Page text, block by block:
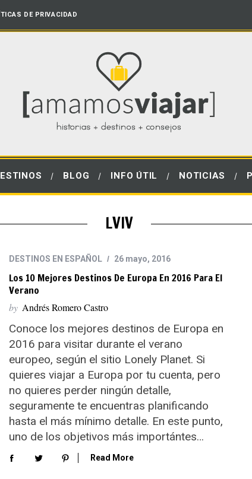
DE PRIVACIDAD
BLOG INFO ÚTIL NOTICIAS
LVIV
DESTINOS EN ESPAÑOL 26 mayo, 2016
Los 10 Mejores Destinos De Europa En 2016 Para El
Verano
by Andrés Romero Castro
Conoce los mejores destinos de Europa en
2016 para visitar durante el verano
europeo, según el sitio Lonely Planet. Si
quieres viajar a Europa por tu cuenta, pero
no quieres perder ningún detalle,
seguramente te encuentras planificando
hasta el más mínimo detalle. En este punto,
uno de los objetivos más importántes…
Read More